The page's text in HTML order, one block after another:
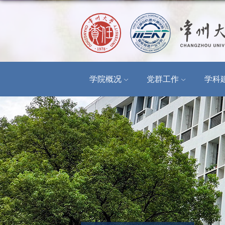
学院概况 党群工作